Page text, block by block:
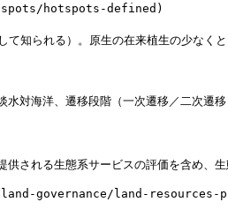
hotspots/hotspots-
知られる）。原生の在来植生の少なくと
対海洋、遷移段階（一次遷移／二次遷
される生態系サービスの評価を含め、
land-governance/land-